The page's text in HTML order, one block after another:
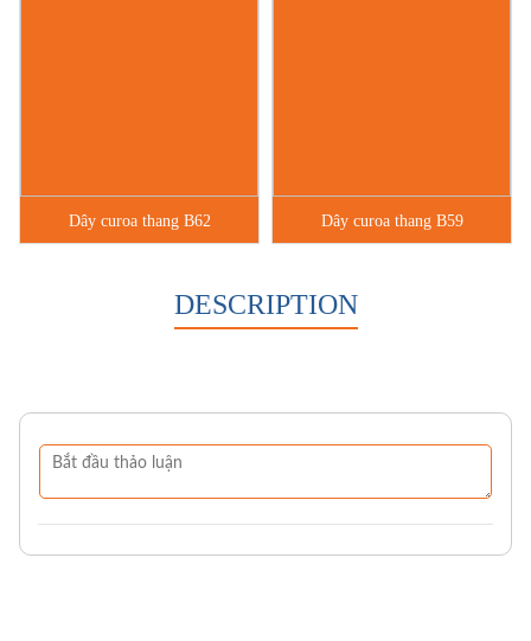
Dây curoa thang B62 Dây curoa thang B59
DESCRIPTION